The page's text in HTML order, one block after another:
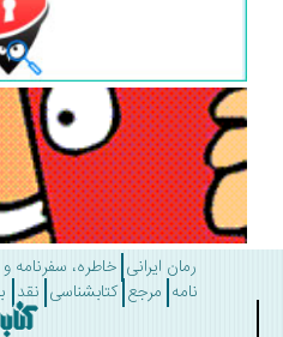
رمان ایرانی خاطره، سفرنامه و روایت
مرجع کتابشناسی نقد بایگانی